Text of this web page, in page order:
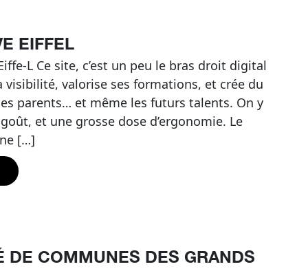
EIFFEL
L Ce site, c’est un peu le bras droit digital
visibilité, valorise ses formations, et crée du
parents… et même les futurs talents. On y
et une grosse dose d’ergonomie. Le
[…]
DE COMMUNES DES GRANDS